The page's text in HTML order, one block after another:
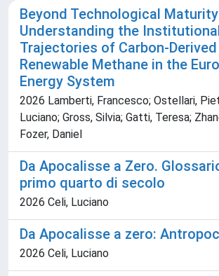
Beyond Technological
Understanding the Institutional
Trajectories of Carbon‐Derived
Renewable Methane in the
Energy System
2026 Lamberti, Francesco; Ostellari,
Luciano; Gross, Silvia; Gatti, Teresa;
Fozer, Daniel
Da Apocalisse a Zero.
primo quarto di secolo​
2026 Celi, Luciano
Da Apocalisse a zero:
2026 Celi, Luciano